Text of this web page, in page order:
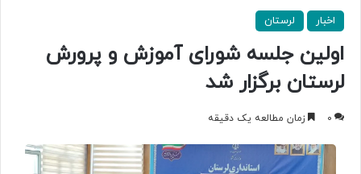
اخبار لرستان
اولین جلسه شورای آموزش و پرورش
لرستان برگزار شد
0 زمان مطالعه یک دقیقه